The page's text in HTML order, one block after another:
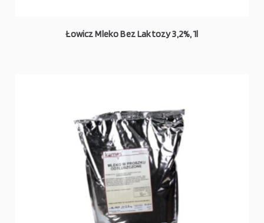
Łowicz Mleko Bez Laktozy 3,2%, 1l